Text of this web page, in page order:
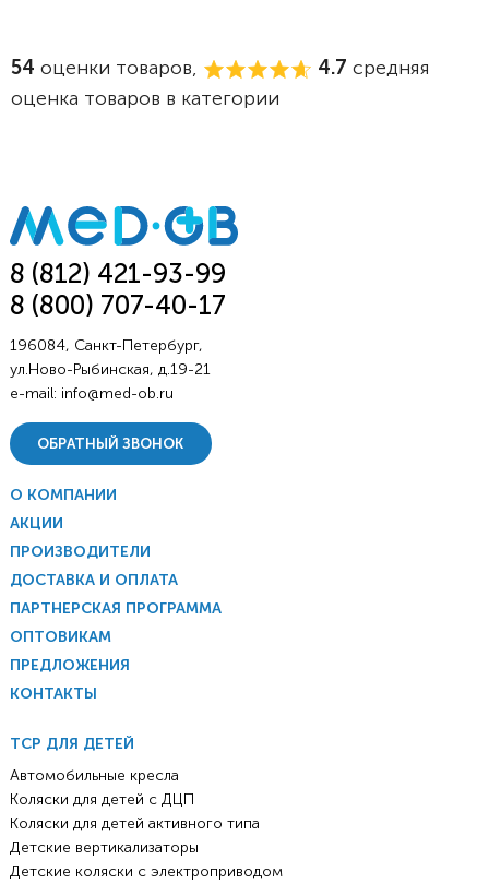
54 оценки товаров, 4.7 средняя
оценка товаров в категории
8 (812) 421-93-99
8 (800) 707-40-17
196084, Санкт-Петербург,
ул.Ново-Рыбинская, д.19-21
e-mail: info@med-ob.ru
ОБРАТНЫЙ ЗВОНОК
О КОМПАНИИ
АКЦИИ
ПРОИЗВОДИТЕЛИ
ДОСТАВКА И ОПЛАТА
ПАРТНЕРСКАЯ ПРОГРАММА
ОПТОВИКАМ
ПРЕДЛОЖЕНИЯ
КОНТАКТЫ
ТСР ДЛЯ ДЕТЕЙ
Автомобильные кресла
Коляски для детей с ДЦП
Коляски для детей активного типа
Детские вертикализаторы
Детские коляски с электроприводом